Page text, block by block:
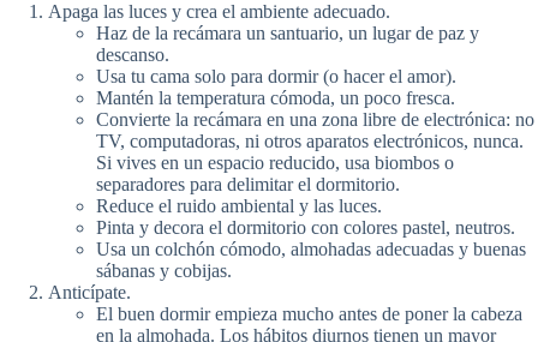
Apaga las luces y crea el ambiente adecuado.
Haz de la recámara un santuario, un lugar de paz y
descanso.
Usa tu cama solo para dormir (o hacer el amor).
Mantén la temperatura cómoda, un poco fresca.
Convierte la recámara en una zona libre de electrónica: no
TV, computadoras, ni otros aparatos electrónicos, nunca.
Si vives en un espacio reducido, usa biombos o
separadores para delimitar el dormitorio.
Reduce el ruido ambiental y las luces.
Pinta y decora el dormitorio con colores pastel, neutros.
Usa un colchón cómodo, almohadas adecuadas y buenas
sábanas y cobijas.
Anticípate.
El buen dormir empieza mucho antes de poner la cabeza
en la almohada. Los hábitos diurnos tienen un mayor